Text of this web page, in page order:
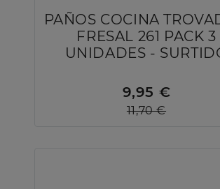
PAÑOS COCINA
FRESAL 261 PACK 3
UNIDADES -
9,95 €
11,70 €